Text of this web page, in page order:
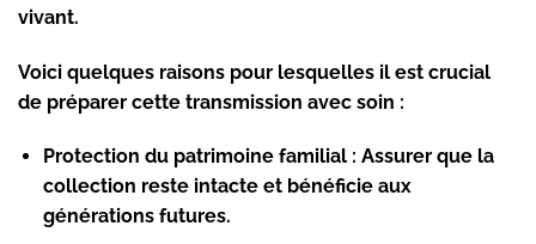
vivant.
Voici quelques raisons pour lesquelles il est crucial
de préparer cette transmission avec soin :
Protection du patrimoine familial : Assurer que la
collection reste intacte et bénéficie aux
générations futures.